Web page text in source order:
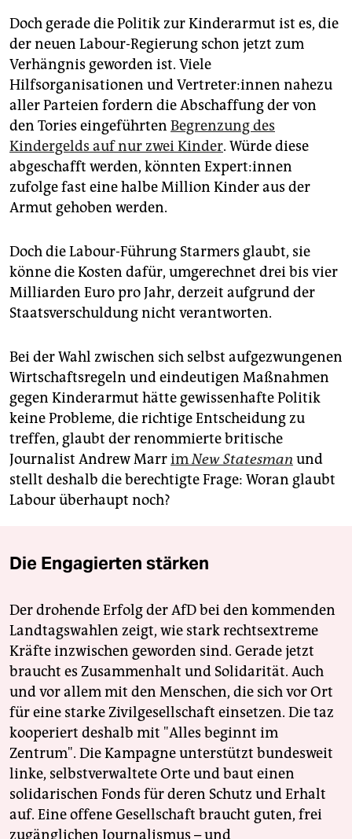
Doch gerade die Politik zur Kinderarmut ist es, die
der neuen Labour-Regierung schon jetzt zum
Verhängnis geworden ist. Viele
Hilfsorganisationen und Ver­tre­te­r:in­nen nahezu
aller Parteien fordern die Abschaffung der von
den Tories eingeführten Begrenzung des
Kindergelds auf nur zwei Kinder. Würde diese
abgeschafft werden, könnten Exper­t:in­nen
zufolge fast eine halbe Million Kinder aus der
Armut gehoben werden.
Doch die Labour-Führung Starmers glaubt, sie
könne die Kosten dafür, umgerechnet drei bis vier
Milliarden Euro pro Jahr, derzeit aufgrund der
Staatsverschuldung nicht verantworten.
Bei der Wahl zwischen sich selbst aufgezwungenen
Wirtschaftsregeln und eindeutigen Maßnahmen
gegen Kinderarmut hätte gewissenhafte Politik
keine Probleme, die richtige Entscheidung zu
treffen, glaubt der renommierte britische
Journalist Andrew MarrimNew Statesman und
stellt deshalb die berechtigte Frage: Woran glaubt
Labour überhaupt noch?
Die Engagierten stärken
Der drohende Erfolg der AfD bei den kommenden
Landtagswahlen zeigt, wie stark rechtsextreme
Kräfte inzwischen geworden sind. Gerade jetzt
braucht es Zusammenhalt und Solidarität. Auch
und vor allem mit den Menschen, die sich vor Ort
für eine starke Zivilgesellschaft einsetzen. Die taz
kooperiert deshalb mit "Alles beginnt im
Zentrum". Die Kampagne unterstützt bundesweit
linke, selbstverwaltete Orte und baut einen
solidarischen Fonds für deren Schutz und Erhalt
auf. Eine offene Gesellschaft braucht guten, frei
zugänglichen Journalismus – und